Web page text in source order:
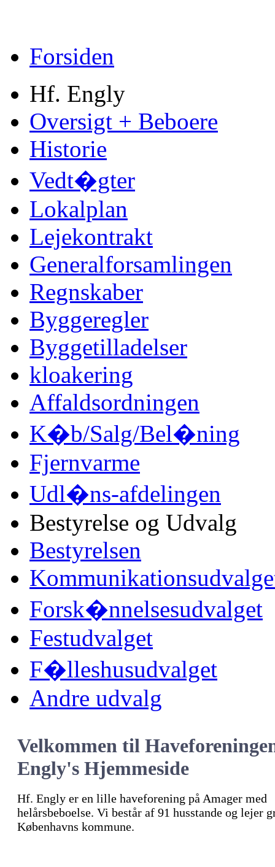
Forsiden
Hf. Engly
Oversigt + Beboere
Historie
Vedt�gter
Lokalplan
Lejekontrakt
Generalforsamlingen
Regnskaber
Byggeregler
Byggetilladelser
kloakering
Affaldsordningen
K�b/Salg/Bel�ning
Fjernvarme
Udl�ns-afdelingen
Bestyrelse og Udvalg
Bestyrelsen
Forsk�nnelsesudvalget
Festudvalget
F�lleshusudvalget
Andre udvalg
Velkommen til
Engly's Hjemmeside
Hf. Engly er en lille haveforening på Amager med
helårsbeboelse. Vi består af 91 husstande og lejer
Københavns kommune.